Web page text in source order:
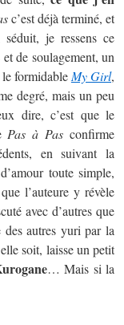
c’est déjà terminé, et
je ressens ce
de soulagement, un
le formidableMy Girl,
degré, mais un peu
dire, c’est que le
Pas à Pas confirme
en suivant la
toute simple,
l’auteure y révèle
avec d’autres que
autres yuri par la
soit, laisse un petit
… Mais si la